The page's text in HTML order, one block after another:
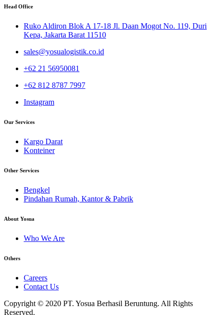
Head Office
Ruko Aldiron Blok A 17-18 Jl. Daan Mogot No. 119, Duri
Kepa, Jakarta Barat 11510
sales@yosualogistik.co.id
+62 21 56950081
+62 812 8787 7997
Instagram
Our Services
Kargo Darat
Konteiner
Other Services
Bengkel
Pindahan Rumah, Kantor & Pabrik
About Yosua
Who We Are
Others
Careers
Contact Us
Copyright © 2020 PT. Yosua Berhasil Beruntung. All Rights
Reserved.